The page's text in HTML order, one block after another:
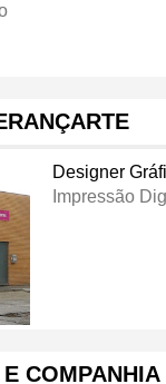
Designer
Impressão
COMPANHIA